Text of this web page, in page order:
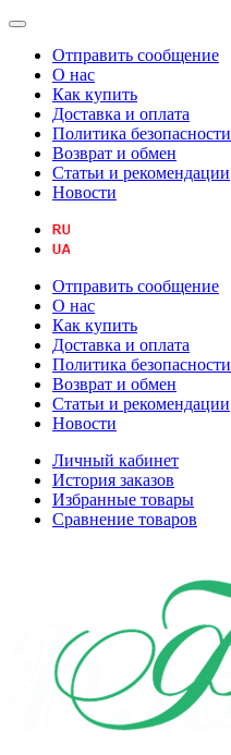
Отправить сообщение
О нас
Как купить
Доставка и оплата
Политика безопасности
Возврат и обмен
Статьи и рекомендации
Новости
Отправить сообщение
О нас
Как купить
Доставка и оплата
Политика безопасности
Возврат и обмен
Статьи и рекомендации
Новости
Личный кабинет
История заказов
Избранные товары
Сравнение товаров